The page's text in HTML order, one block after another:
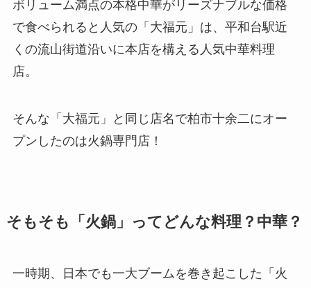
ボリューム満点の本格中華がリーズナブルな価格
で食べられると人気の「大福元」は、平和台駅近
くの流山街道沿いに本店を構える人気中華料理
店。
そんな「大福元」と同じ店名で柏市十余二にオー
プンしたのは火鍋専門店！
そもそも「火鍋」ってどんな料理？中華？
一時期、日本でも一大ブームを巻き起こした「火